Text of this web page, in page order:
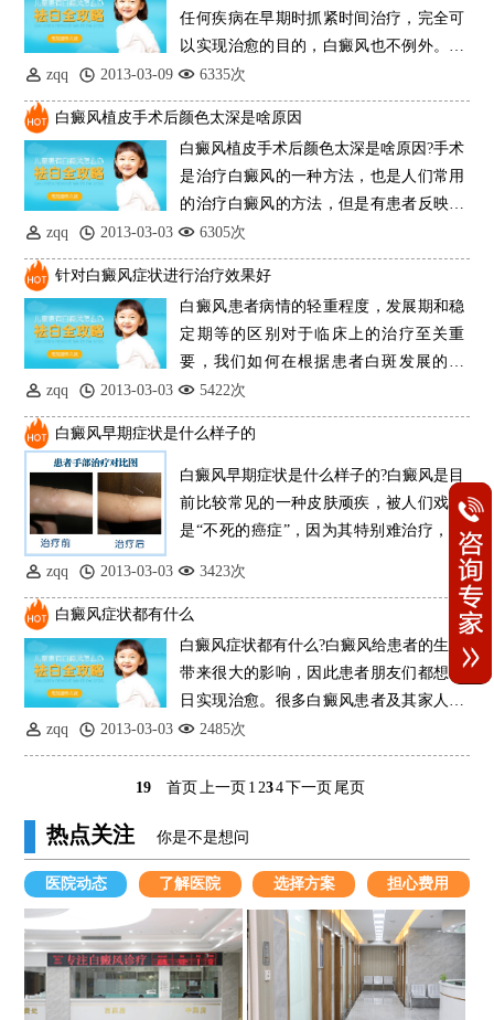
任何疾病在早期时抓紧时间治疗，完全可
以实现治愈的目的，白癜风也不例外。但
是有些
zqq 2013-03-09 6335次
白癜风植皮手术后颜色太深是啥原因
白癜风植皮手术后颜色太深是啥原因?手术
是治疗白癜风的一种方法，也是人们常用
的治疗白癜风的方法，但是有患者反映在
手术
zqq 2013-03-03 6305次
针对白癜风症状进行治疗效果好
白癜风患者病情的轻重程度，发展期和稳
定期等的区别对于临床上的治疗至关重
要，我们如何在根据患者白斑发展的形
状、数目以
zqq 2013-03-03 5422次
白癜风早期症状是什么样子的
白癜风早期症状是什么样子的?白癜风是目
前比较常见的一种皮肤顽疾，被人们戏称
是“不死的癌症”，因为其特别难治疗，而
zqq 2013-03-03 3423次
白癜风症状都有什么
白癜风症状都有什么?白癜风给患者的生活
带来很大的影响，因此患者朋友们都想早
日实现治愈。很多白癜风患者及其家人都
不
zqq 2013-03-03 2485次
19 首页 上一页 1 234下一页 尾页
热点关注 你是不是想问
医院动态 了解医院 选择方案 担心费用